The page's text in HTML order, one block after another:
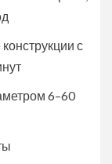
с
6–60